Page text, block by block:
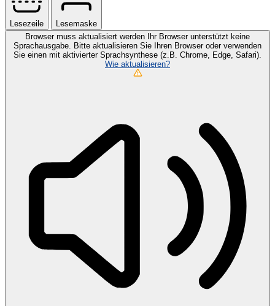
Lesezeile
Lesemaske
Browser muss aktualisiert werden Ihr Browser unterstützt keine
Sprachausgabe. Bitte aktualisieren Sie Ihren Browser oder verwenden
Sie einen mit aktivierter Sprachsynthese (z.B. Chrome, Edge, Safari).
Wie aktualisieren?